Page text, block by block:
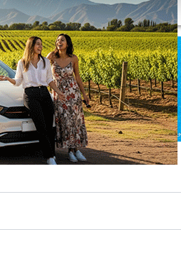
POLÍTICA DEPORTES